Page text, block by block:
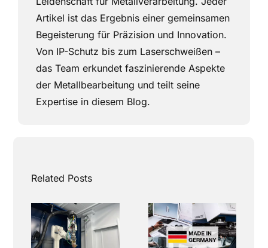
Artikel ist das Ergebnis einer gemeinsamen
Begeisterung für Präzision und Innovation.
Von IP-Schutz bis zum Laserschweißen –
das Team erkundet faszinierende Aspekte
der Metallbearbeitung und teilt seine
Expertise in diesem Blog.
Related Posts